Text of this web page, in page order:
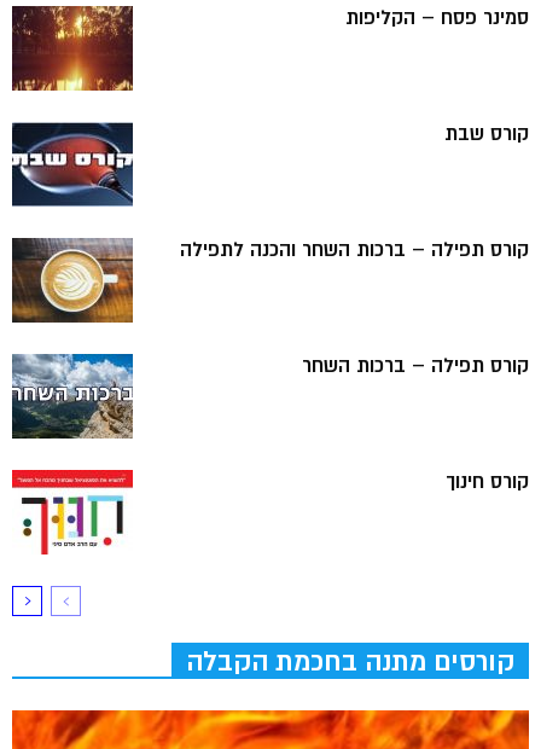
סמינר פסח – הקליפות
קורס שבת
קורס תפילה – ברכות השחר והכנה לתפילה
קורס תפילה – ברכות השחר
קורס חינוך
קורסים מתנה בחכמת הקבלה